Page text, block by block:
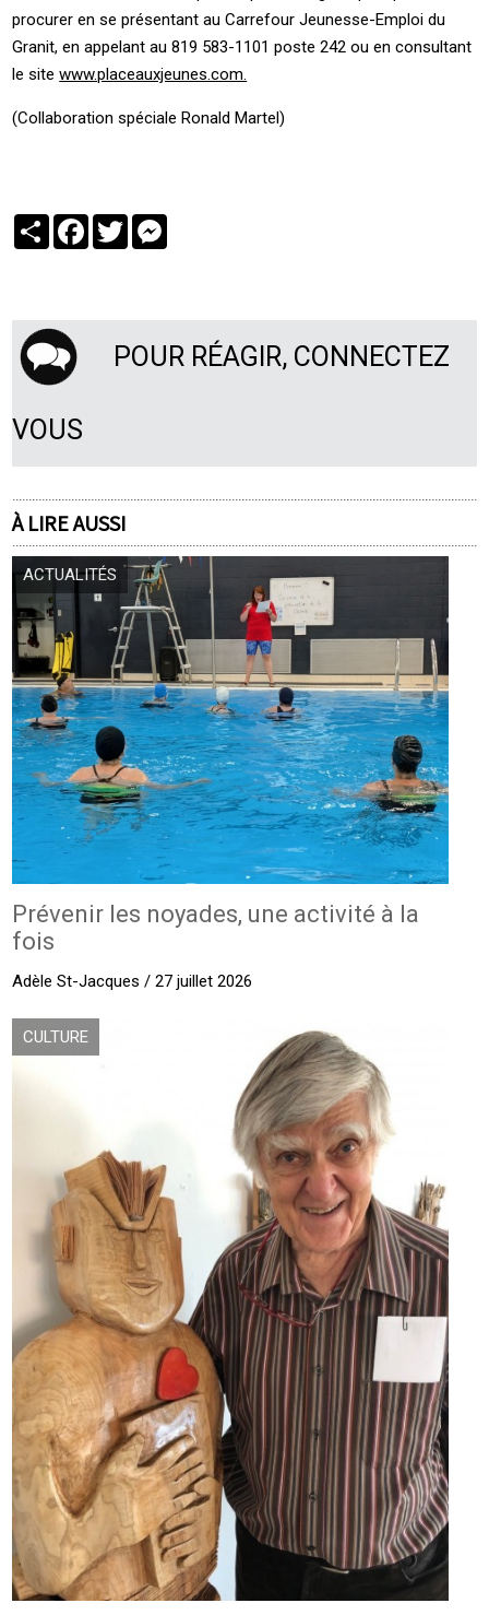
procurer en se présentant au Carrefour Jeunesse-Emploi du
Granit, en appelant au 819 583-1101 poste 242 ou en consultant
le sitewww.placeauxjeunes.com.
(Collaboration spéciale Ronald Martel)
PartagerFacebook
Twitter
POUR RÉAGIR, CONNECTEZ
VOUS
À LIRE AUSSI
ACTUALITÉS
Prévenir les noyades, une activité à la
fois
Adèle St-Jacques / 27 juillet 2026
CULTURE